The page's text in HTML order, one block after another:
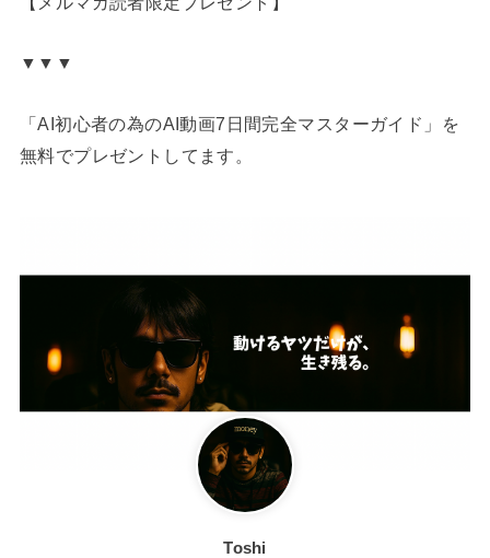
▼▼▼
「AI初心者の為のAI動画7日間完全マスターガイド」を
無料でプレゼントしてます。
Toshi